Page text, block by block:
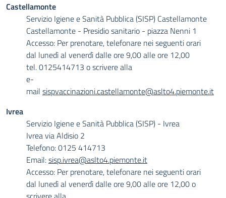
Castellamonte
Servizio Igiene e Sanità Pubblica (SISP) Castellamonte
Castellamonte - Presidio sanitario - piazza Nenni 1
Accesso: Per prenotare, telefonare nei seguenti orari
dal lunedì al venerdì dalle ore 9,00 alle ore 12,00
tel. 0125414713 o scrivere alla
e-
mail sispvaccinazioni.castellamonte@aslto4.piemonte.it
Ivrea
Servizio Igiene e Sanità Pubblica (SISP) - Ivrea
Ivrea via Aldisio 2
Telefono: 0125 414713
Email:sisp.ivrea@aslto4.piemonte.it
Accesso: Per prenotare, telefonare nei seguenti orari
dal lunedì al venerdì dalle ore 9,00 alle ore 12,00 o